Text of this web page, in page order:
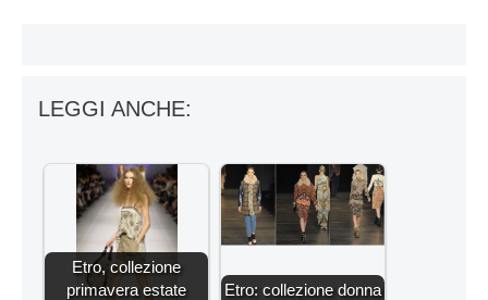
LEGGI ANCHE:
Etro, collezione
primavera estate
Etro: collezione donna